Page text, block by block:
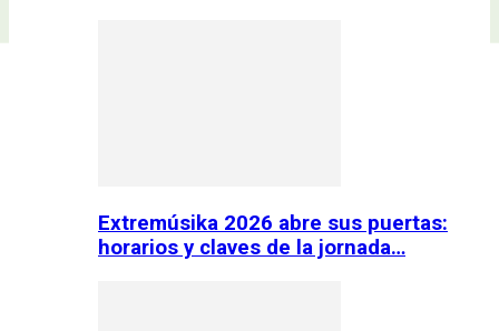
Extremúsika 2026 abre sus puertas:
horarios y claves de la jornada…